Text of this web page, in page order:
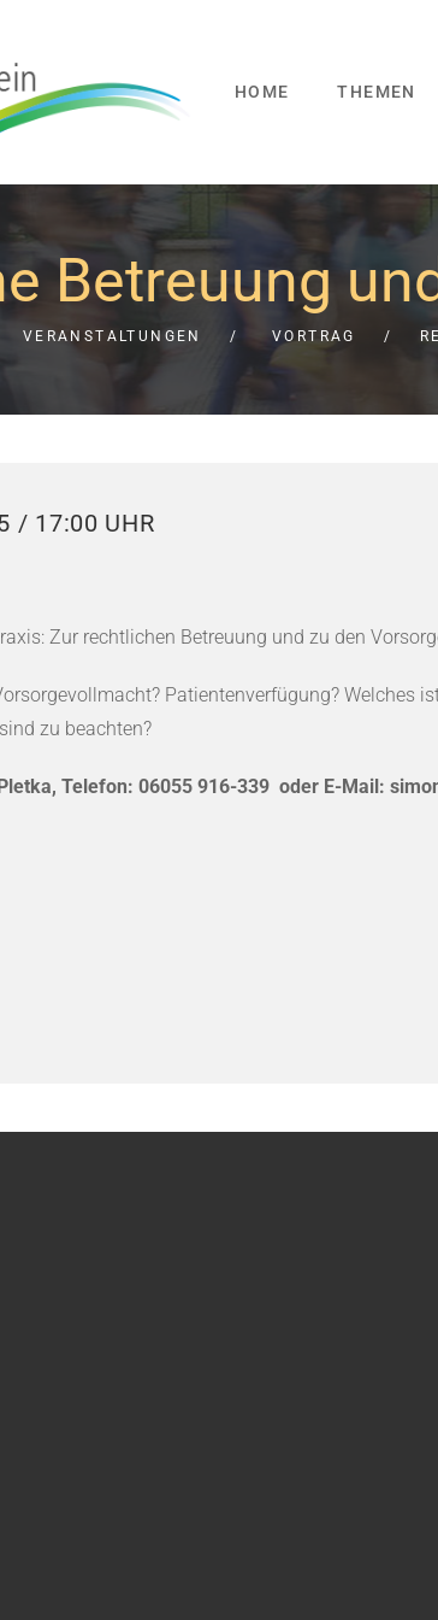
HOME THEMEN
Betreuung
VERANSTALTUNGEN VORTRAG
/ 17:00 UHR
Zur rechtlichen Betreuung und zu den
Patientenverfügung? Welches
zu beachten?
Telefon: 06055 916-339 oder E-Mail: